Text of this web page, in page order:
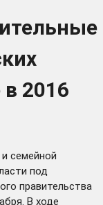
2016
семейной
под
правительства
В ходе